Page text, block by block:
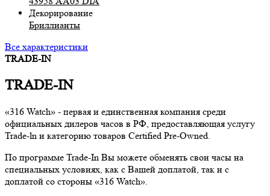
Декорирование
Бриллианты
Все характеристики
TRADE-IN
TRADE-IN
«316 Watch» - первая и единственная компания среди
официальных дилеров часов в РФ, предоставляющая услугу
Trade-ln и категорию товаров Certified Pre-Owned.
По программе Trade-In Вы можете обменять свои часы на
специальных условиях, как с Вашей доплатой, так и с
доплатой со стороны «316 Watch».